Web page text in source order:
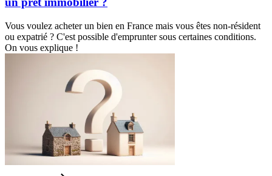
Vous voulez acheter un bien en France mais vous êtes non-résident
ou expatrié ? C'est possible d'emprunter sous certaines conditions.
On vous explique !